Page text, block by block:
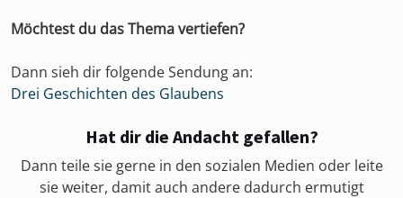
Möchtest du das Thema vertiefen?
Dann sieh dir folgende Sendung an:
Drei Geschichten des Glaubens
Hat dir die Andacht gefallen?
Dann teile sie gerne in den sozialen Medien oder leite
sie weiter, damit auch andere dadurch ermutigt